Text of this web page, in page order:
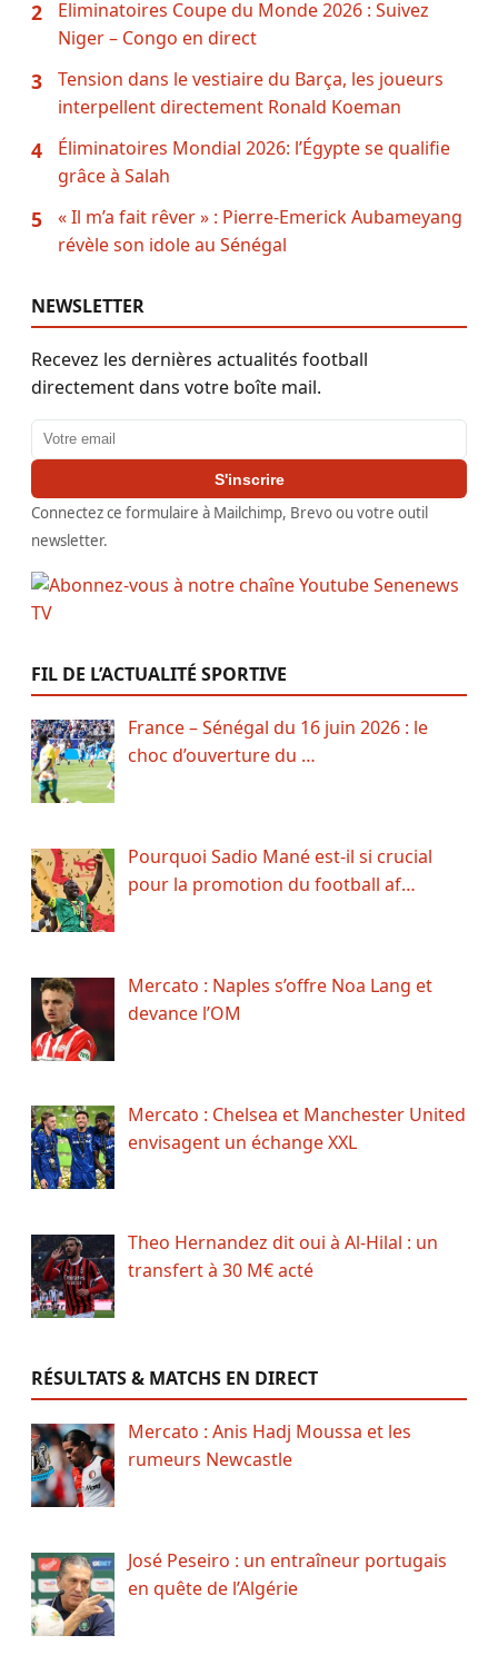
2
Eliminatoires Coupe du Monde 2026 : Suivez
Niger – Congo en direct
3
Tension dans le vestiaire du Barça, les joueurs
interpellent directement Ronald Koeman
4
Éliminatoires Mondial 2026: l’Égypte se qualifie
grâce à Salah
5
« Il m’a fait rêver » : Pierre-Emerick Aubameyang
révèle son idole au Sénégal
NEWSLETTER
Recevez les dernières actualités football
directement dans votre boîte mail.
Adresse email
S'inscrire
Connectez ce formulaire à Mailchimp, Brevo ou votre outil
newsletter.
FIL DE L’ACTUALITÉ SPORTIVE
France – Sénégal du 16 juin 2026 : le
choc d’ouverture du …
Pourquoi Sadio Mané est-il si crucial
pour la promotion du football af…
Mercato : Naples s’offre Noa Lang et
devance l’OM
Mercato : Chelsea et Manchester United
envisagent un échange XXL
Theo Hernandez dit oui à Al-Hilal : un
transfert à 30 M€ acté
RÉSULTATS & MATCHS EN DIRECT
Mercato : Anis Hadj Moussa et les
rumeurs Newcastle
José Peseiro : un entraîneur portugais
en quête de l’Algérie